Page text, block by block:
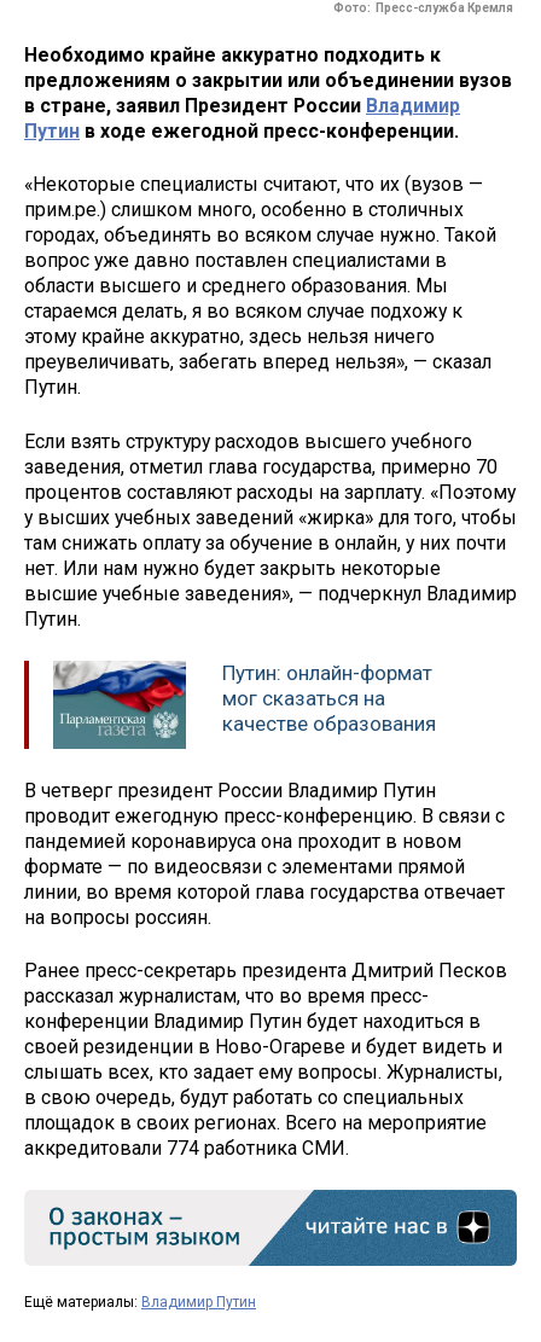
Фото: Пресс-служба Кремля
Необходимо крайне аккуратно подходить к
предложениям о закрытии или объединении вузов
в стране, заявил Президент России Владимир
Путин в ходе ежегодной пресс-конференции.
«Некоторые специалисты считают, что их (вузов —
прим.ре.) слишком много, особенно в столичных
городах, объединять во всяком случае нужно. Такой
вопрос уже давно поставлен специалистами в
области высшего и среднего образования. Мы
стараемся делать, я во всяком случае подхожу к
этому крайне аккуратно, здесь нельзя ничего
преувеличивать, забегать вперед нельзя», — сказал
Путин.
Если взять структуру расходов высшего учебного
заведения, отметил глава государства, примерно 70
процентов составляют расходы на зарплату. «Поэтому
у высших учебных заведений «жирка» для того, чтобы
там снижать оплату за обучение в онлайн, у них почти
нет. Или нам нужно будет закрыть некоторые
высшие учебные заведения», — подчеркнул Владимир
Путин.
Путин: онлайн-формат
мог сказаться на
качестве образования
В четверг президент России Владимир Путин
проводит ежегодную пресс-конференцию. В связи с
пандемией коронавируса она проходит в новом
формате — по видеосвязи с элементами прямой
линии, во время которой глава государства отвечает
на вопросы россиян.
Ранее пресс-секретарь президента Дмитрий Песков
рассказал журналистам, что во время пресс-
конференции Владимир Путин будет находиться в
своей резиденции в Ново-Огареве и будет видеть и
слышать всех, кто задает ему вопросы. Журналисты,
в свою очередь, будут работать со специальных
площадок в своих регионах. Всего на мероприятие
аккредитовали 774 работника СМИ.
Ещё материалы: Владимир Путин